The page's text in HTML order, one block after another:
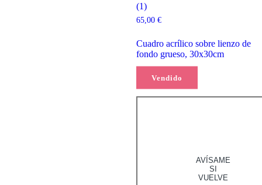
Vendido
con
5.00
de 5
(1)
65,00 €
Cuadro acrílico sobre lienzo de
fondo grueso, 30x30cm
Leer más
AVÍSAME
SI
VUELVE